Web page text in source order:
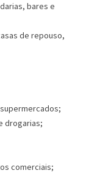
bares e
de repouso,
drogarias;
comerciais;